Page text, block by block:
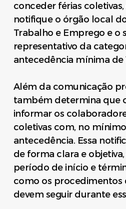
conceder férias
notifique o órgão local
Trabalho e Emprego e o
representativo da
antecedência mínima de
Além da comunicação
também determina que
informar os
coletivas com, no
antecedência. Essa
de forma clara e
período de início e
como os procedimentos
devem seguir durante